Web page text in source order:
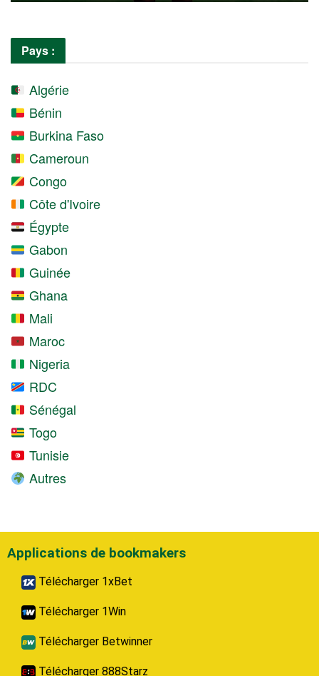
Pays :
Algérie
Bénin
Burkina Faso
Cameroun
Congo
Côte d'Ivoire
Égypte
Gabon
Guinée
Ghana
Mali
Maroc
Nigeria
RDC
Sénégal
Togo
Tunisie
Autres
Applications de bookmakers
Télécharger 1xBet
Télécharger 1Win
Télécharger Betwinner
Télécharger 888Starz